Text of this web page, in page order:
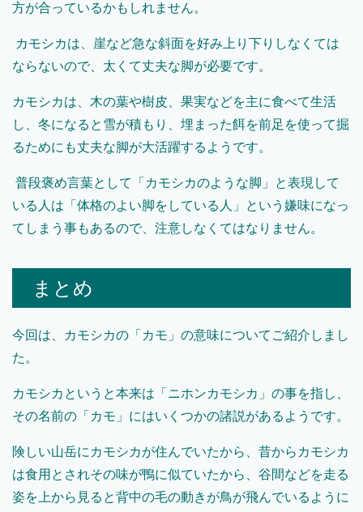
方が合っているかもしれません。
カモシカは、崖など急な斜面を好み上り下りしなくては
ならないので、太くて丈夫な脚が必要です。
カモシカは、木の葉や樹皮、果実などを主に食べて生活
し、冬になると雪が積もり、埋まった餌を前足を使って掘
るためにも丈夫な脚が大活躍するようです。
普段褒め言葉として「カモシカのような脚」と表現して
いる人は「体格のよい脚をしている人」という嫌味になっ
てしまう事もあるので、注意しなくてはなりません。
まとめ
今回は、カモシカの「カモ」の意味についてご紹介しまし
た。
カモシカというと本来は「ニホンカモシカ」の事を指し、
その名前の「カモ」にはいくつかの諸説があるようです。
険しい山岳にカモシカが住んでいたから、昔からカモシカ
は食用とされその味が鴨に似ていたから、谷間などを走る
姿を上から見ると背中の毛の動きが鳥が飛んでいるように